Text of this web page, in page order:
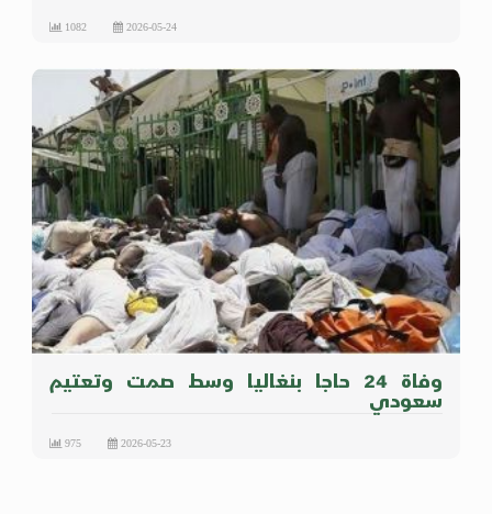
2026-05-24
1082
وفاة 24 حاجا بنغاليا وسط صمت وتعتيم
سعودي
2026-05-23
975